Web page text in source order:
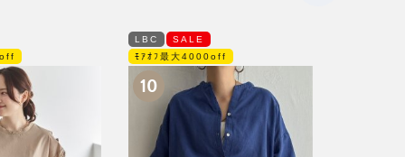
LBC
SALE
ﾓｱｵﾌ最大4000off
10